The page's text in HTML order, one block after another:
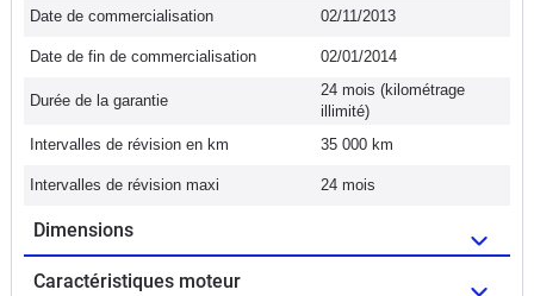
Date de commercialisation 02/11/2013
Date de fin de commercialisation 02/01/2014
Durée de la garantie
24 mois (kilométrage
illimité)
Intervalles de révision en km
35 000 km
Intervalles de révision maxi 24 mois
Dimensions
Caractéristiques moteur